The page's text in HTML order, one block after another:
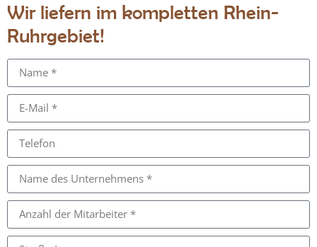
Wir liefern im kompletten Rhein-
Ruhrgebiet!